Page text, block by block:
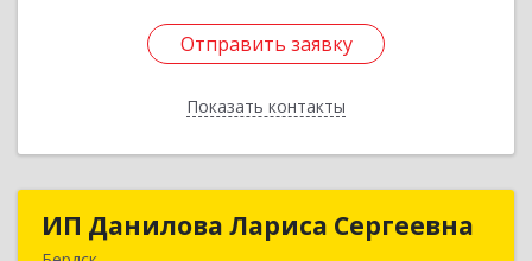
Отправить заявку
Показать контакты
Отправить заявку
Назад
ИП Данилова Лариса Сергеевна
ИП Данилова Лариса Сергеевна